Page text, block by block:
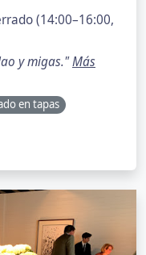
(14:00–16:00,
y migas."Más
en tapas